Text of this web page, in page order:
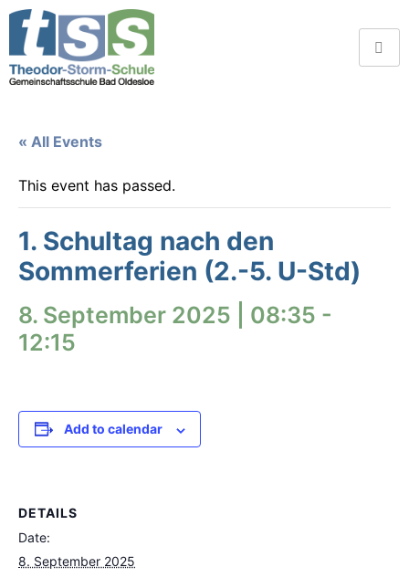
« All Events
This event has passed.
1. Schultag nach den
Sommerferien (2.-5. U-Std)
8. September 2025 | 08:35 -
12:15
Add to calendar
DETAILS
Date:
8. September 2025